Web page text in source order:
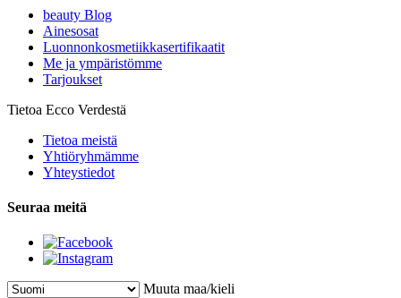
beauty Blog
Ainesosat
Luonnonkosmetiikkasertifikaatit
Me ja ympäristömme
Tarjoukset
Tietoa Ecco Verdestä
Tietoa meistä
Yhtiöryhmämme
Yhteystiedot
Seuraa meitä
Muuta maa/kieli